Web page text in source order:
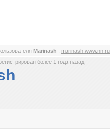
Marinash : marinash.www.nn.ru
более 1 года назад